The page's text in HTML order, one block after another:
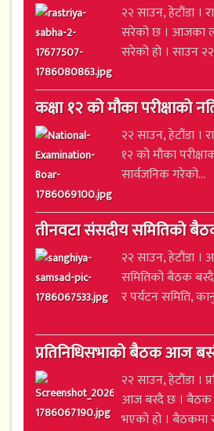
२२ साउन, हेटौंडा ।
सरेको छ । आजका
सरेको हो । साउन
कक्षा १२ को मौका परीक्षाको
२२ साउन, हेटौंडा ।
१२ को मौका
सार्वजनिक गरेको...
तीनवटा संसदीय समितिको
२२ साउन, हेटौंडा
समितिको बैठक बस्दैछ
र पर्यटन समिति,
प्रतिनिधिसभाको बैठक आज
२२ साउन, हेटौंडा ।
आज बस्दै छ । बैठक
भएको हो । बैठकमा